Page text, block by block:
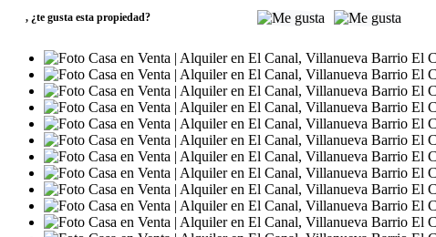
, ¿te gusta esta propiedad?